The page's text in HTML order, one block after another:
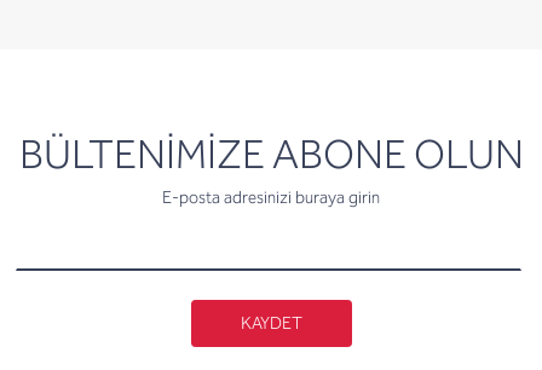
BÜLTENİMİZE ABONE OLUN
E-posta adresinizi buraya girin
newsletter
KAYDET